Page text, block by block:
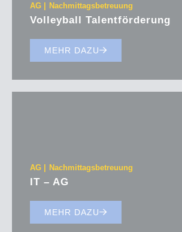
AG Nachmittagsbetreuung
Volleyball Talentförderung
MEHR DAZU
AG Nachmittagsbetreuung
IT – AG
MEHR DAZU